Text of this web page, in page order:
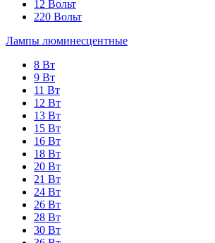
12 Вольт
220 Вольт
Лампы люминесцентные
8 Вт
9 Вт
11 Вт
12 Вт
13 Вт
15 Вт
16 Вт
18 Вт
20 Вт
21 Вт
24 Вт
26 Вт
28 Вт
30 Вт